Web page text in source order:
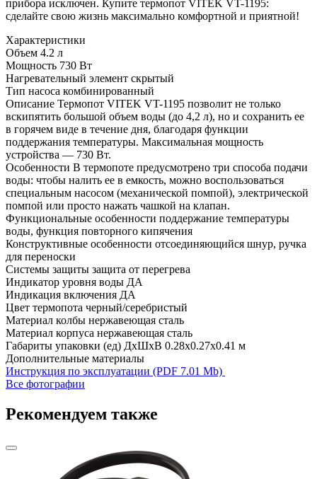
прибора исключен. Купите термопот VITEK VT-1195:
сделайте свою жизнь максимально комфортной и приятной!
Характеристики
Объем 4.2 л
Мощность 730 Вт
Нагревательный элемент скрытый
Тип насоса комбинированный
Описание Термопот VITEK VT-1195 позволит не только
вскипятить большой объем воды (до 4,2 л), но и сохранить ее
в горячем виде в течение дня, благодаря функции
поддержания температуры. Максимальная мощность
устройства — 730 Вт.
Особенности В термопоте предусмотрено три способа подачи
воды: чтобы налить ее в емкость, можно воспользоваться
специальным насосом (механической помпой), электрической
помпой или просто нажать чашкой на клапан.
Функциональные особенности поддержание температуры
воды, функция повторного кипячения
Конструктивные особенности отсоединяющийся шнур, ручка
для переноски
Системы защиты защита от перегрева
Индикатор уровня воды ДА
Индикация включения ДА
Цвет термопота черный/серебристый
Материал колбы нержавеющая сталь
Материал корпуса нержавеющая сталь
Габариты упаковки (ед) ДхШхВ 0.28x0.27x0.41 м
Дополнительные материалы
Инструкция по эксплуатации (PDF 7.01 Mb)
Все фотографии
Рекомендуем также